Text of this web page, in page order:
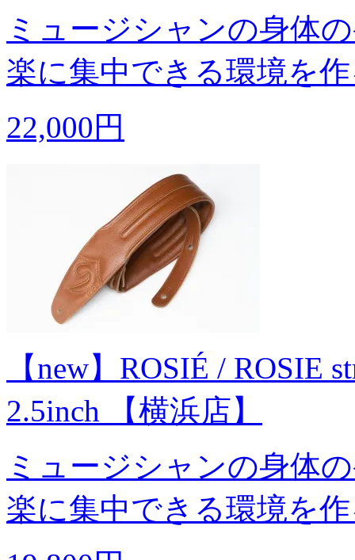
ミュージシャンの身体
楽に集中できる環境を
22,000円
【new】ROSIÉ / ROSIE
2.5inch 【横浜店】
ミュージシャンの身体
楽に集中できる環境を